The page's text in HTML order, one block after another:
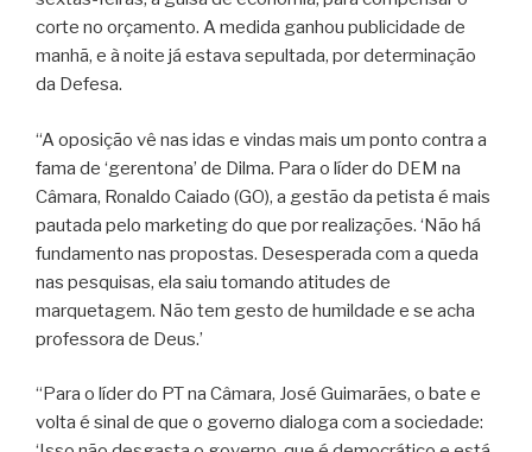
corte no orçamento. A medida ganhou publicidade de
manhã, e à noite já estava sepultada, por determinação
da Defesa.
“A oposição vê nas idas e vindas mais um ponto contra a
fama de ‘gerentona’ de Dilma. Para o líder do DEM na
Câmara, Ronaldo Caiado (GO), a gestão da petista é mais
pautada pelo marketing do que por realizações. ‘Não há
fundamento nas propostas. Desesperada com a queda
nas pesquisas, ela saiu tomando atitudes de
marquetagem. Não tem gesto de humildade e se acha
professora de Deus.’
“Para o líder do PT na Câmara, José Guimarães, o bate e
volta é sinal de que o governo dialoga com a sociedade: